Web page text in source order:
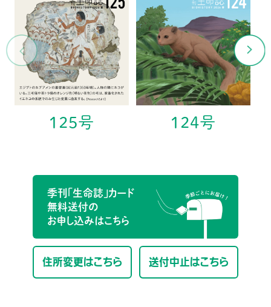
125号 124号
季刊「生命誌」カード
無料送付の
お申し込みはこちら
住所変更はこちら 送付中止はこちら